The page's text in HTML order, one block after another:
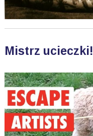
Mistrz ucieczki!